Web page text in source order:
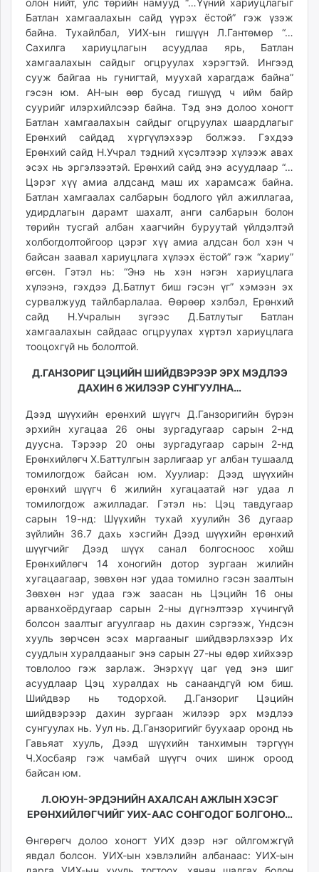
Батлан хамгаалахын сайд үүрэх ёстой” гэж үзэж
байна. Тухайлбал, УИХ-ын гишүүн Л.Гантөмөр “…
Сахилга хариуцлагын асуудлаа ярь, Батлан
хамгаалахын сайдыг огцруулах хэрэгтэй. Ингээд
сууж байгаа нь гунигтай, муухай харагдаж байна”
гэсэн юм. АН-ын өөр бусад гишүүд ч ийм байр
суурийг илэрхийлсээр байна. Тэд энэ долоо хоногт
Батлан хамгаалахын сайдыг огцруулах шаардлагыг
Ерөнхий сайдад хүргүүлэхээр болжээ. Гэхдээ
Ерөнхий сайд Н.Учрал тэдний хүсэлтээр хүлээж авах
эсэх нь эргэлзээтэй. Ерөнхий сайд энэ асуудлаар “…
Цэрэг хүү амиа алдсанд маш их харамсаж байна.
Батлан хамгаалах салбарын бодлого үйл ажиллагаа,
удирдлагын дарамт шахалт, анги салбарын болон
төрийн тусгай албан хаагчийн буруутай үйлдэлтэй
холбогдолтойгоор цэрэг хүү амиа алдсан бол хэн ч
байсан заавал хариуцлага хүлээх ёстой” гэж “хариу”
өгсөн. Гэтэл нь: “Энэ нь хэн нэгэн хариуцлага
хүлээнэ, гэхдээ Д.Батлут биш гэсэн үг” хэмээн эх
сурвалжууд тайлбарлалаа. Өөрөөр хэлбэл, Ерөнхий
сайд Н.Учралын зүгээс Д.Батлутыг Батлан
хамгаалахын сайдаас огцруулах хүртэл хариуцлага
тооцохгүй нь бололтой.
Д.ГАНЗОРИГ ЦЭЦИЙН ШИЙДВЭРЭЭР ЭРХ МЭДЛЭЭ
ДАХИН 6 ЖИЛЭЭР СУНГУУЛНА…
Дээд шүүхийн ерөнхий шүүгч Д.Ганзоригийн бүрэн
эрхийн хугацаа 26 оны зургадугаар сарын 2-нд
дуусна. Тэрээр 20 оны зургадугаар сарын 2-нд
Ерөнхийлөгч Х.Баттулгын зарлигаар уг албан тушаалд
томилогдож байсан юм. Хуулиар: Дээд шүүхийн
ерөнхий шүүгч 6 жилийн хугацаатай нэг удаа л
томилогдож ажилладаг. Гэтэл нь: Цэц тавдугаар
сарын 19-нд: Шүүхийн тухай хуулийн 36 дугаар
зүйлийн 36.7 дахь хэсгийн Дээд шүүхийн ерөнхий
шүүгчийг Дээд шүүх санал болгосноос хойш
Ерөнхийлөгч 14 хоногийн дотор зургаан жилийн
хугацаагаар, зөвхөн нэг удаа томилно гэсэн заалтын
Зөвхөн нэг удаа гэж заасан нь Цэцийн 16 оны
арванхоёрдугаар сарын 2-ны дүгнэлтээр хүчингүй
болсон заалтыг агуулгаар нь дахин сэргээж, Үндсэн
хууль зөрчсөн эсэх маргааныг шийдвэрлэхээр Их
суудлын хуралдааныг энэ сарын 27-ны өдөр хийхээр
товлолоо гэж зарлаж. Энэрхүү цаг үед энэ шиг
асуудлаар Цэц хуралдах нь санаандгүй юм биш.
Шийдвэр нь тодорхой. Д.Ганзориг Цэцийн
шийдвэрээр дахин зургаан жилээр эрх мэдлээ
сунгуулах нь. Уул нь. Д.Ганзоригийг буухаар оронд нь
Гавьяат хууль, Дээд шүүхийн танхимын тэргүүн
Ч.Хосбаяр гэж чамбай шүүгч очих шинж ороод
байсан юм.
Л.ОЮУН-ЭРДЭНИЙН АХАЛСАН АЖЛЫН ХЭСЭГ
ЕРӨНХИЙЛӨГЧИЙГ УИХ-ААС СОНГОДОГ БОЛГОНО…
Өнгөрөгч долоо хоногт УИХ дээр нэг ойлгомжгүй
явдал болсон. УИХ-ын хэвлэлийн албанаас: УИХ-ын